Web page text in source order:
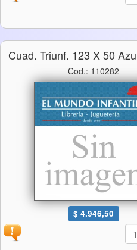
Cuad. Triunf. 123 X 50
Cod.: 110282
$ 4.946,50